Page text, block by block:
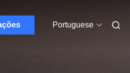
Portuguese